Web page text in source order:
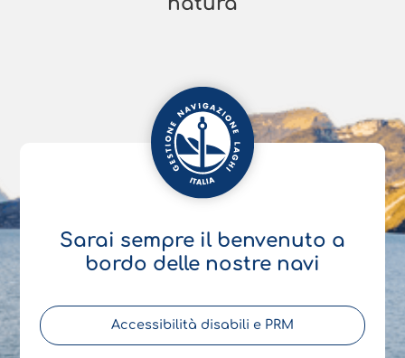
Sarai sempre il benvenuto a
bordo delle nostre navi
Accessibilità disabili e PRM